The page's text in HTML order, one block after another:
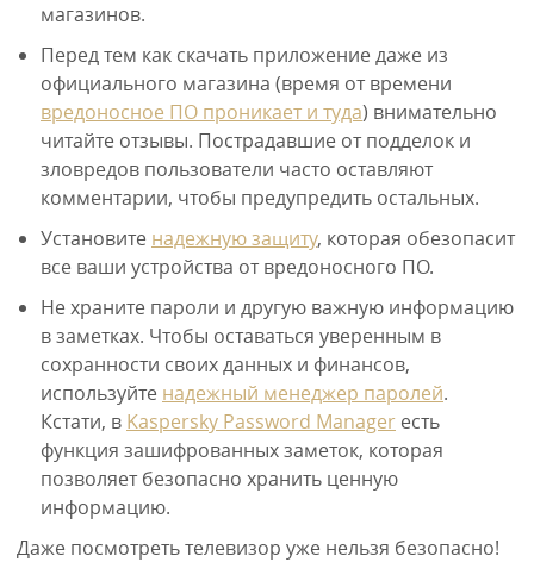
магазинов.
Перед тем как скачать приложение даже из
официального магазина (время от времени
вредоносное ПО проникает и туда) внимательно
читайте отзывы. Пострадавшие от подделок и
зловредов пользователи часто оставляют
комментарии, чтобы предупредить остальных.
Установите надежную защиту, которая обезопасит
все ваши устройства от вредоносного ПО.
Не храните пароли и другую важную информацию
в заметках. Чтобы оставаться уверенным в
сохранности своих данных и финансов,
используйте надежный менеджер паролей.
Кстати, в Kaspersky Password Manager есть
функция зашифрованных заметок, которая
позволяет безопасно хранить ценную
информацию.
Даже посмотреть телевизор уже нельзя безопасно!